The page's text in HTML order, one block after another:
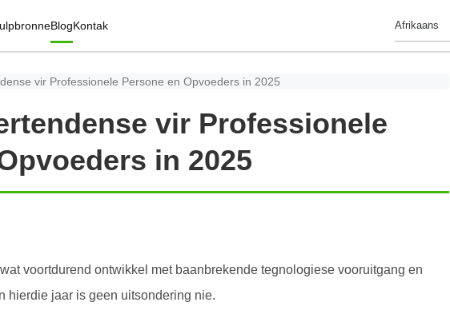
BlogKontak
vir Professionele Persone en Opvoeders in 2025
vir Professionele
in 2025
voortdurend ontwikkel met baanbrekende tegnologiese vooruitgang en
jaar is geen uitsondering nie.